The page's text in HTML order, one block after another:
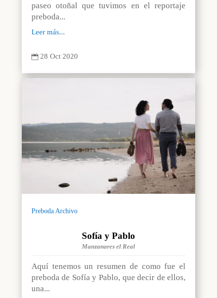
paseo otoñal que tuvimos en el reportaje
preboda...
Leer más...
 28 Oct 2020
Preboda Archivo
Sofía y Pablo
Manzanares el Real
Aquí tenemos un resumen de como fue el
preboda de Sofía y Pablo, que decir de ellos,
una...